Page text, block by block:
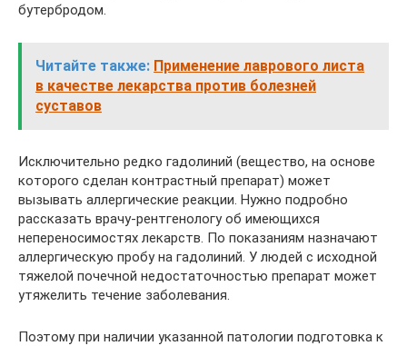
бутербродом.
Читайте также: Применение лаврового листа
в качестве лекарства против болезней
суставов
Исключительно редко гадолиний (вещество, на основе
которого сделан контрастный препарат) может
вызывать аллергические реакции. Нужно подробно
рассказать врачу-рентгенологу об имеющихся
непереносимостях лекарств. По показаниям назначают
аллергическую пробу на гадолиний. У людей с исходной
тяжелой почечной недостаточностью препарат может
утяжелить течение заболевания.
Поэтому при наличии указанной патологии подготовка к